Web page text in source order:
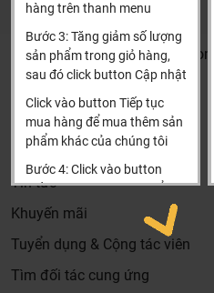
hàng trên thanh menu
Bước 3: Tăng giảm số lượng
sản phẩm trong giỏ hàng,
sau đó click button Cập nhật
Click vào button Tiếp tục
mua hàng để mua thêm sản
phẩm khác của chúng tôi
Bước 4: Click vào button
Tiến hành thanh toán để
thanh toán đơn hàng của
Xin cảm ơn khách hàng!!!
Khalinguyen.vn@gmail.com
0904501766
Thông tin
Tìm đại lý & Hợp tác
Tin tức
Khuyến mãi
Tuyển dụng & Cộng tác viên
Tìm đối tác cung ứng